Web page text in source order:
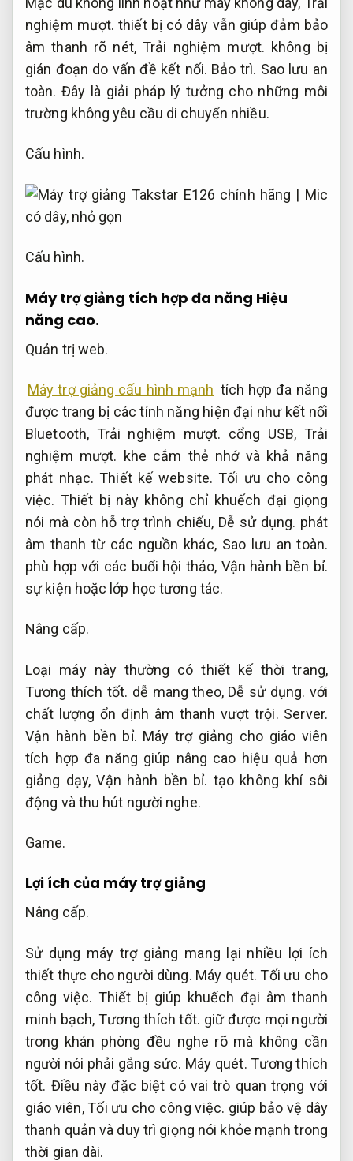
nghiệm mượt. thiết bị có dây vẫn giúp đảm bảo
âm thanh rõ nét,Trải nghiệm mượt. không bị
gián đoạn do vấn đề kết nối. Bảo trì. Sao lưu an
toàn. Đây là giải pháp lý tưởng cho những môi
trường không yêu cầu di chuyển nhiều.
Cấu hình.
Cấu hình.
Máy trợ giảng tích hợp đa năng Hiệu
năng cao.
Quản trị web.
Máy trợ giảng cấu hình mạnh tích hợp đa năng
được trang bị các tính năng hiện đại như kết nối
Bluetooth, Trải nghiệm mượt. cổng USB, Trải
nghiệm mượt. khe cắm thẻ nhớ và khả năng
phát nhạc.Thiết kế website. Tối ưu cho công
việc. Thiết bị này không chỉ khuếch đại giọng
nói mà còn hỗ trợ trình chiếu, Dễ sử dụng. phát
âm thanh từ các nguồn khác, Sao lưu an toàn.
phù hợp với các buổi hội thảo, Vận hành bền bỉ.
sự kiện hoặc lớp học tương tác.
Nâng cấp.
Loại máy này thường có thiết kế thời trang,
Tương thích tốt. dễ mang theo, Dễ sử dụng. với
chất lượng ổn định âm thanh vượt trội. Server.
Vận hành bền bỉ. Máy trợ giảng cho giáo viên
tích hợp đa năng giúp nâng cao hiệu quả hơn
giảng dạy,Vận hành bền bỉ. tạo không khí sôi
động và thu hút người nghe.
Game.
Lợi ích của máy trợ giảng
Nâng cấp.
Sử dụng máy trợ giảng mang lại nhiều lợi ích
thiết thực cho người dùng. Máy quét. Tối ưu cho
công việc. Thiết bị giúp khuếch đại âm thanh
minh bạch,Tương thích tốt. giữ được mọi người
trong khán phòng đều nghe rõ mà không cần
người nói phải gắng sức. Máy quét. Tương thích
tốt. Điều này đặc biệt có vai trò quan trọng với
giáo viên,Tối ưu cho công việc. giúp bảo vệ dây
thanh quản và duy trì giọng nói khỏe mạnh trong
thời gian dài.